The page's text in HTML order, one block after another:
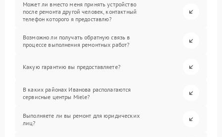
Может ли вместо меня принять устройство
после ремонта другой человек, контактный
телефон которого я предоставлю?
Возможно ли получать обратную связь в
процессе выполнения ремонтных работ?
Какую гарантию вы предоставляете?
В каких районах Иванова располагаются
сервисные центры Miele?
Выполняете ли вы ремонт для юридических
лиц?